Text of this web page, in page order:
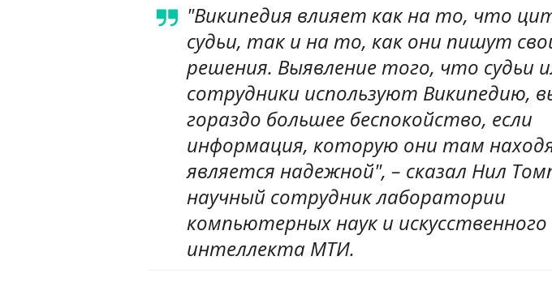
"Википедия влияет как на то, что
судьи, так и на то, как они пишут
решения. Выявление того, что судьи
сотрудники используют Википедию,
гораздо большее беспокойство, если
информация, которую они там
является надежной", – сказал Нил
научный сотрудник лаборатории
компьютерных наук и искусственного
интеллекта МТИ.